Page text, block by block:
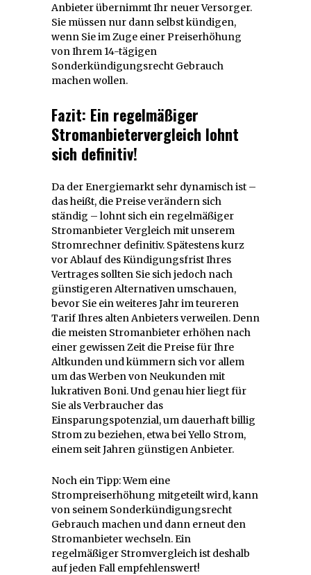
Anbieter übernimmt Ihr neuer Versorger.
Sie müssen nur dann selbst kündigen,
wenn Sie im Zuge einer Preiserhöhung
von Ihrem 14-tägigen
Sonderkündigungsrecht Gebrauch
machen wollen.
Fazit: Ein regelmäßiger
Stromanbietervergleich lohnt
sich definitiv!
Da der Energiemarkt sehr dynamisch ist –
das heißt, die Preise verändern sich
ständig – lohnt sich ein regelmäßiger
Stromanbieter Vergleich mit unserem
Stromrechner definitiv. Spätestens kurz
vor Ablauf des Kündigungsfrist Ihres
Vertrages sollten Sie sich jedoch nach
günstigeren Alternativen umschauen,
bevor Sie ein weiteres Jahr im teureren
Tarif Ihres alten Anbieters verweilen. Denn
die meisten Stromanbieter erhöhen nach
einer gewissen Zeit die Preise für Ihre
Altkunden und kümmern sich vor allem
um das Werben von Neukunden mit
lukrativen Boni. Und genau hier liegt für
Sie als Verbraucher das
Einsparungspotenzial, um dauerhaft billig
Strom zu beziehen, etwa bei Yello Strom,
einem seit Jahren günstigen Anbieter.
Noch ein Tipp: Wem eine
Strompreiserhöhung mitgeteilt wird, kann
von seinem Sonderkündigungsrecht
Gebrauch machen und dann erneut den
Stromanbieter wechseln. Ein
regelmäßiger Stromvergleich ist deshalb
auf jeden Fall empfehlenswert!